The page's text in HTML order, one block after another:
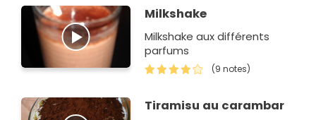
Milkshake
Milkshake aux différents
parfums
(9 notes)
Tiramisu au carambar